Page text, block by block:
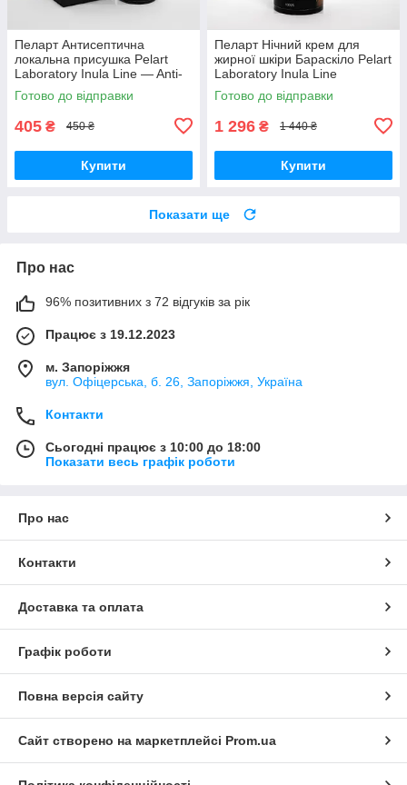
Пеларт Антисептична
локальна присушка Pelart
Laboratory Inula Line — Anti-
aknus, 30 мл
Готово до відправки
405 ₴ 450 ₴
Купити
Пеларт Нічний крем для
жирної шкіри Бараскіло Pelart
Laboratory Inula Line
Barraskilo, 50 мл
Готово до відправки
1 296 ₴ 1 440 ₴
Купити
Показати ще
Про нас
96% позитивних з 72 відгуків за рік
Працює з 19.12.2023
м. Запоріжжя
вул. Офіцерська, б. 26, Запоріжжя, Україна
Контакти
Сьогодні працює з 10:00 до 18:00
Показати весь графік роботи
Про нас
Контакти
Доставка та оплата
Графік роботи
Повна версія сайту
Сайт створено на маркетплейсі Prom.ua